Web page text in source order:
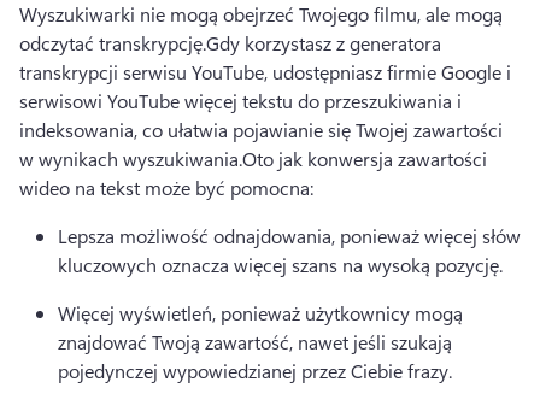
Wyszukiwarki nie mogą obejrzeć Twojego filmu, ale mogą
odczytać transkrypcję.Gdy korzystasz z generatora
transkrypcji serwisu YouTube, udostępniasz firmie Google i
serwisowi YouTube więcej tekstu do przeszukiwania i
indeksowania, co ułatwia pojawianie się Twojej zawartości
w wynikach wyszukiwania.Oto jak konwersja zawartości
wideo na tekst może być pomocna:
Lepsza możliwość odnajdowania, ponieważ więcej słów
kluczowych oznacza więcej szans na wysoką pozycję.
Więcej wyświetleń, ponieważ użytkownicy mogą
znajdować Twoją zawartość, nawet jeśli szukają
pojedynczej wypowiedzianej przez Ciebie frazy.